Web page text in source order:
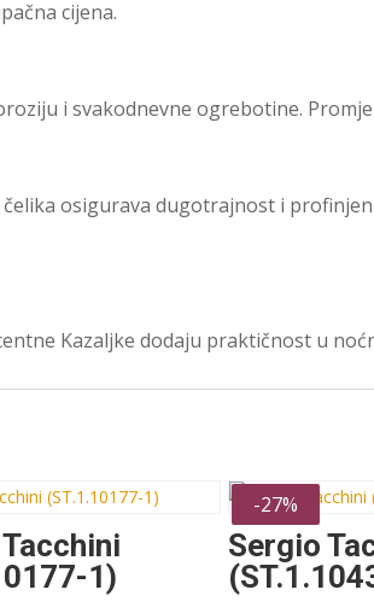
cijena.
i svakodnevne ogrebotine.
osigurava dugotrajnost i profinjen
Kazaljke dodaju praktičnost u
1)
-27%
Sergio